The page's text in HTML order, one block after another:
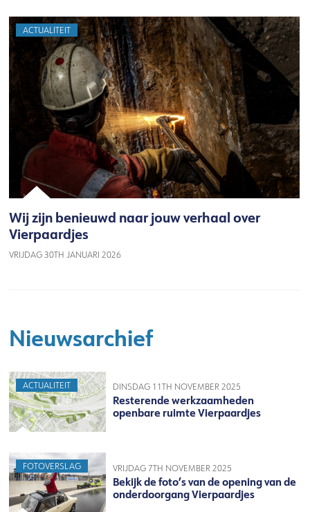
Wij zijn benieuwd naar jouw verhaal over
Vierpaardjes
ACTUALITEIT
VRIJDAG 30TH JANUARI 2026
Nieuwsarchief
ACTUALITEIT DINSDAG 11TH NOVEMBER 2025
Resterende werkzaamheden
openbare ruimte Vierpaardjes
FOTOVERSLAG VRIJDAG 7TH NOVEMBER 2025
Bekijk de foto’s van de opening van de
onderdoorgang Vierpaardjes